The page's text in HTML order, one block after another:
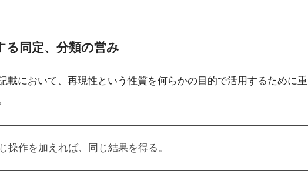
る同定、分類の営み
載において、再現性という性質を何らかの目的で活用するために重
操作を加えれば、同じ結果を得る。